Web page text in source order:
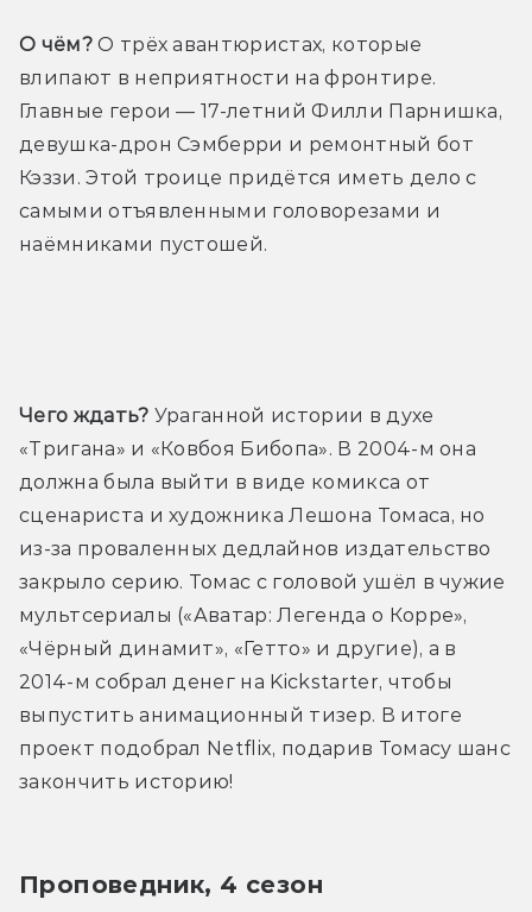
О чём? О трёх авантюристах, которые
влипают в неприятности на фронтире.
Главные герои — 17-летний Филли Парнишка,
девушка-дрон Сэмберри и ремонтный бот
Кэззи. Этой троице придётся иметь дело с
самыми отъявленными головорезами и
наёмниками пустошей.
Чего ждать? Ураганной истории в духе
«Тригана» и «Ковбоя Бибопа». В 2004-м она
должна была выйти в виде комикса от
сценариста и художника Лешона Томаса, но
из-за проваленных дедлайнов издательство
закрыло серию. Томас с головой ушёл в чужие
мультсериалы («Аватар: Легенда о Корре»,
«Чёрный динамит», «Гетто» и другие), а в
2014-м собрал денег на Kickstarter, чтобы
выпустить анимационный тизер. В итоге
проект подобрал Netflix, подарив Томасу шанс
закончить историю!
Проповедник, 4 сезон